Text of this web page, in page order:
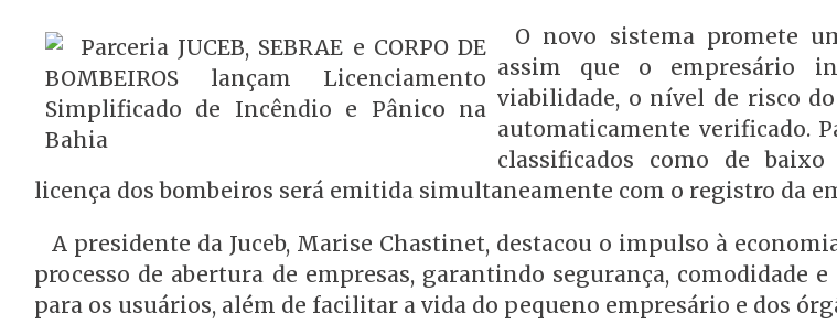
O novo sistema promete
assim que o empresário
viabilidade, o nível de risco
automaticamente verificado.
classificados como de
licença dos bombeiros será emitida simultaneamente com o registro da
A presidente da Juceb, Marise Chastinet, destacou o impulso à
processo de abertura de empresas, garantindo segurança, comodidade
para os usuários, além de facilitar a vida do pequeno empresário e dos